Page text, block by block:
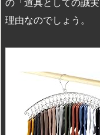
の「道具としての誠
理由なのでしょう。